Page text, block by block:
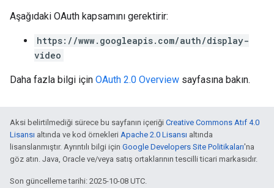
Aşağıdaki OAuth kapsamını gerektirir:
https://www.googleapis.com/auth/display-
video
Daha fazla bilgi için OAuth 2.0 Overview sayfasına bakın.
Aksi belirtilmediği sürece bu sayfanın içeriği Creative Commons Atıf 4.0
Lisansı altında ve kod örnekleri Apache 2.0 Lisansı altında
lisanslanmıştır. Ayrıntılı bilgi için Google Developers Site Politikaları'na
göz atın. Java, Oracle ve/veya satış ortaklarının tescilli ticari markasıdır.
Son güncelleme tarihi: 2025-10-08 UTC.